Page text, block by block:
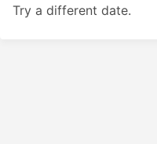
Try a different date.